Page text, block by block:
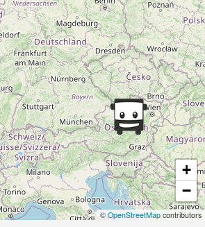
+
−
©OpenStreetMap contributors